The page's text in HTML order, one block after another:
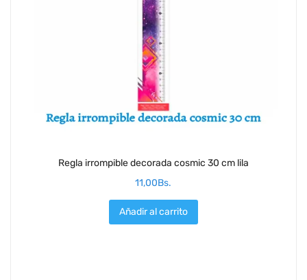
Regla irrompible decorada cosmic 30 cm lila
11,00Bs.
Añadir al carrito